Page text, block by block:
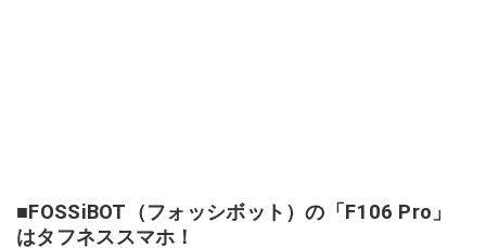
■FOSSiBOT（フォッシボット）の「F106 Pro」
はタフネススマホ！